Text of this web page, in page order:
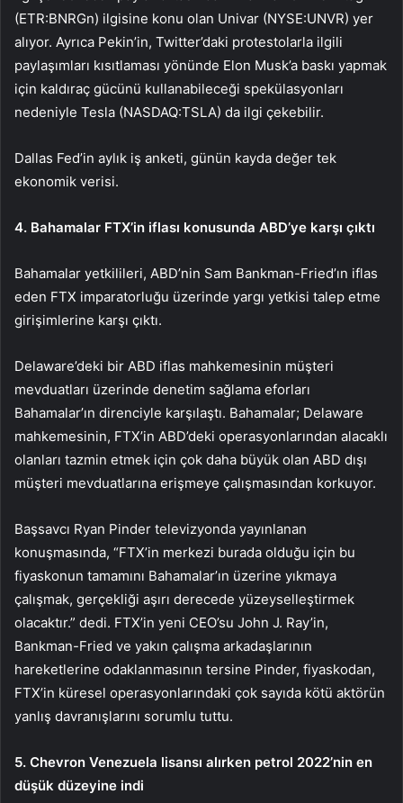
(ETR:BNRGn) ilgisine konu olan Univar (NYSE:UNVR) yer
alıyor. Ayrıca Pekin’in, Twitter’daki protestolarla ilgili
paylaşımları kısıtlaması yönünde Elon Musk’a baskı yapmak
için kaldıraç gücünü kullanabileceği spekülasyonları
nedeniyle Tesla (NASDAQ:TSLA) da ilgi çekebilir.
Dallas Fed’in aylık iş anketi, günün kayda değer tek
ekonomik verisi.
4. Bahamalar FTX’in iflası konusunda ABD’ye karşı çıktı
Bahamalar yetkilileri, ABD’nin Sam Bankman-Fried’ın iflas
eden FTX imparatorluğu üzerinde yargı yetkisi talep etme
girişimlerine karşı çıktı.
Delaware’deki bir ABD iflas mahkemesinin müşteri
mevduatları üzerinde denetim sağlama eforları
Bahamalar’ın direnciyle karşılaştı. Bahamalar; Delaware
mahkemesinin, FTX’in ABD’deki operasyonlarından alacaklı
olanları tazmin etmek için çok daha büyük olan ABD dışı
müşteri mevduatlarına erişmeye çalışmasından korkuyor.
Başsavcı Ryan Pinder televizyonda yayınlanan
konuşmasında, “FTX’in merkezi burada olduğu için bu
fiyaskonun tamamını Bahamalar’ın üzerine yıkmaya
çalışmak, gerçekliği aşırı derecede yüzeyselleştirmek
olacaktır.” dedi. FTX’in yeni CEO’su John J. Ray’in,
Bankman-Fried ve yakın çalışma arkadaşlarının
hareketlerine odaklanmasının tersine Pinder, fiyaskodan,
FTX’in küresel operasyonlarındaki çok sayıda kötü aktörün
yanlış davranışlarını sorumlu tuttu.
5. Chevron Venezuela lisansı alırken petrol 2022’nin en
düşük düzeyine indi